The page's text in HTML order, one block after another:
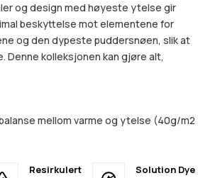
og design med høyeste ytelse gir
beskyttelse mot elementene for
og den dypeste puddersnøen, slik at
Denne kolleksjonen kan gjøre alt,
mellom varme og ytelse (40g/m2
Resirkulert
Solution Dye